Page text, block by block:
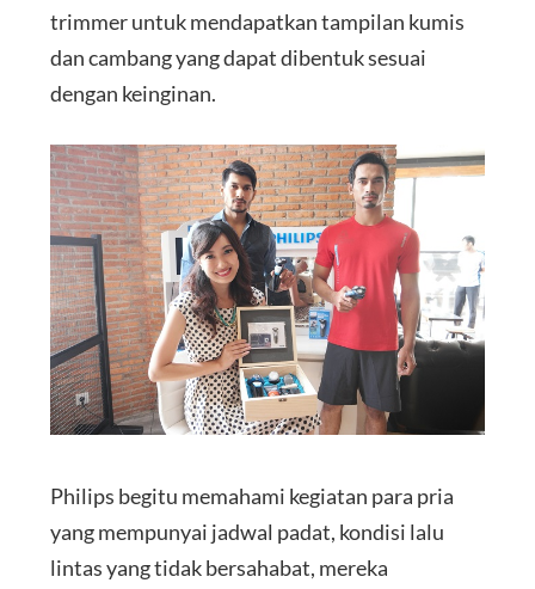
trimmer untuk mendapatkan tampilan kumis
dan cambang yang dapat dibentuk sesuai
dengan keinginan.
Philips begitu memahami kegiatan para pria
yang mempunyai jadwal padat, kondisi lalu
lintas yang tidak bersahabat, mereka